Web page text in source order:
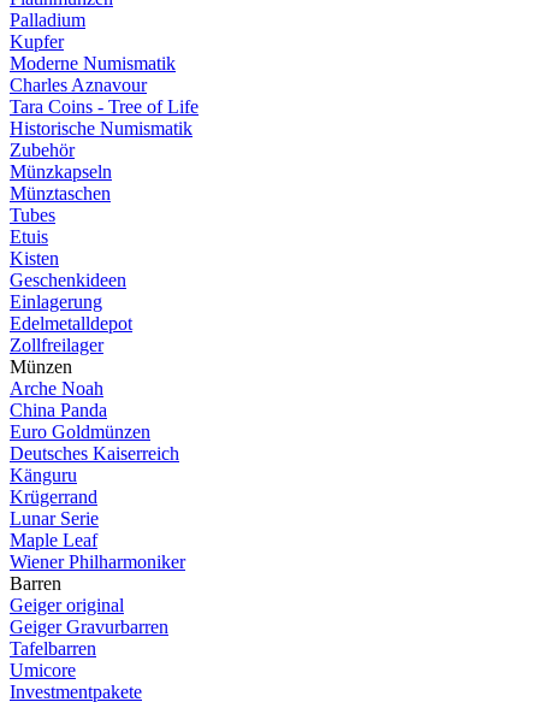
Palladium
Kupfer
Moderne Numismatik
Charles Aznavour
Tara Coins - Tree of Life
Historische Numismatik
Zubehör
Münzkapseln
Münztaschen
Tubes
Etuis
Kisten
Geschenkideen
Einlagerung
Edelmetalldepot
Zollfreilager
Münzen
Arche Noah
China Panda
Euro Goldmünzen
Deutsches Kaiserreich
Känguru
Krügerrand
Lunar Serie
Maple Leaf
Wiener Philharmoniker
Barren
Geiger original
Geiger Gravurbarren
Tafelbarren
Umicore
Investmentpakete